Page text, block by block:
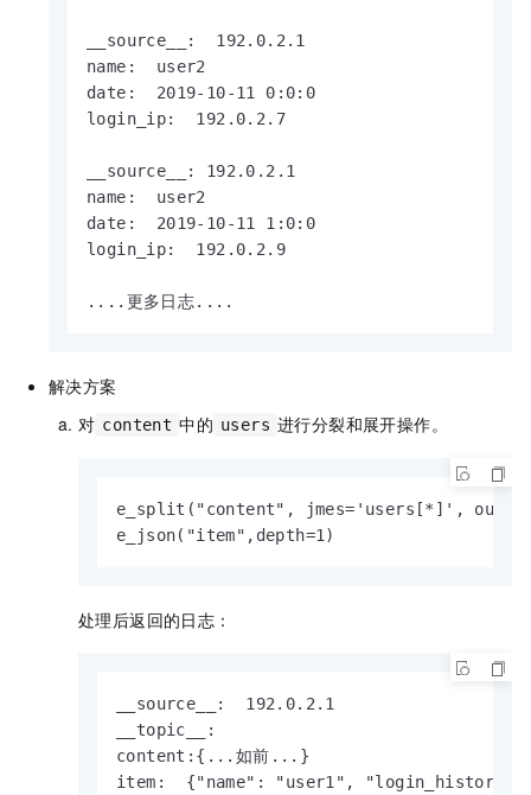
__source__:  192.0.2.1
name:  user2
date:  2019-10-11 0:0:0
login_ip:  192.0.2.7
__source__: 192.0.2.1
name:  user2
date:  2019-10-11 1:0:0
login_ip:  192.0.2.9
....更多日志....
解决方案
对 content 中的 users 进行分裂和展开操作。
e_split("content", jmes='users[*]',
e_json("item",depth=1)
处理后返回的日志：
__source__:  192.0.2.1
__topic__:
content:{...如前...}
item:  {"name": "user1",